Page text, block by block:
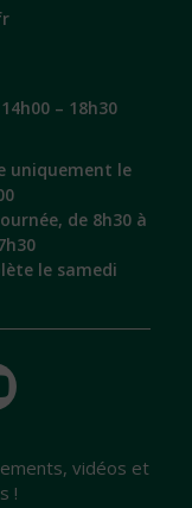
– 18h30
uniquement le
de 8h30 à
le samedi
vidéos et
!